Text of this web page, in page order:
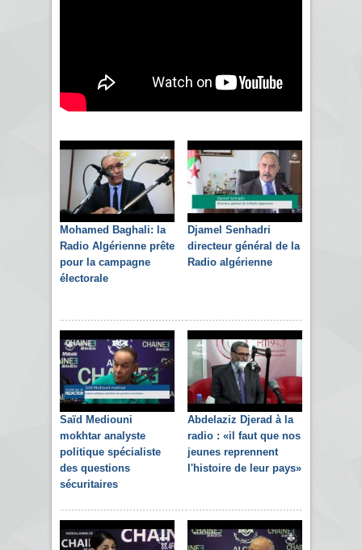
Mohamed Baghali: la
Radio Algérienne prête
pour la campagne
électorale
Djamel Senhadri
directeur général de la
Radio algérienne
Saïd Mediouni
mokhtar analyste
politique spécialiste
des questions
sécuritaires
Abdelaziz Djerad à la
radio : «il faut que nos
jeunes reprennent
l'histoire de leur pays»